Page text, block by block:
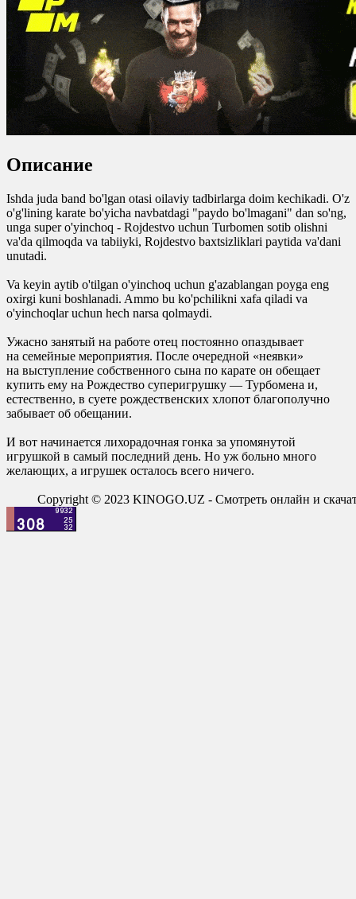
Описание
Ishda juda band bo'lgan otasi oilaviy tadbirlarga doim kechikadi. O'z
o'g'lining karate bo'yicha navbatdagi "paydo bo'lmagani" dan so'ng,
unga super o'yinchoq - Rojdestvo uchun Turbomen sotib olishni
va'da qilmoqda va tabiiyki, Rojdestvo baxtsizliklari paytida va'dani
unutadi.
Va keyin aytib o'tilgan o'yinchoq uchun g'azablangan poyga eng
oxirgi kuni boshlanadi. Ammo bu ko'pchilikni xafa qiladi va
o'yinchoqlar uchun hech narsa qolmaydi.
Ужасно занятый на работе отец постоянно опаздывает
на семейные мероприятия. После очередной «неявки»
на выступление собственного сына по карате он обещает
купить ему на Рождество суперигрушку — Турбомена и,
естественно, в суете рождественских хлопот благополучно
забывает об обещании.
И вот начинается лихорадочная гонка за упомянутой
игрушкой в самый последний день. Но уж больно много
желающих, а игрушек осталось всего ничего.
Copyright © 2023 KINOGO.UZ - Смотреть онлайн и